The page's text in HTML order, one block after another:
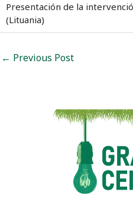
Presentación de la
(Lituania)
Post
navigation
← Previous Post